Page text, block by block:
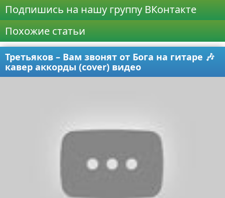
Подпишись на нашу группу ВКонтакте
Похожие статьи
Третьяков – Вам звонят от Бога на гитаре 🎶
кавер аккорды (cover) видео